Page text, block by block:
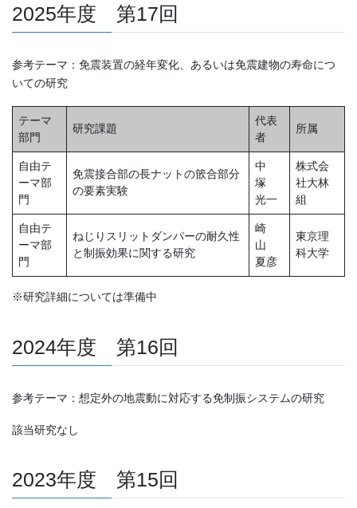
2025年度 第17回
参考テーマ：免震装置の経年変化、あるいは免震建物の寿命につ
いての研究
テーマ
部門
研究課題
代表
者
所属
自由テ
ーマ部
門
免震接合部の長ナットの篏合部分
の要素実験
中
塚
光一
株式会
社大林
組
自由テ
ーマ部
門
ねじりスリットダンパーの耐久性
と制振効果に関する研究
崎
山
夏彦
東京理
科大学
※研究詳細については準備中
2024年度 第16回
参考テーマ：想定外の地震動に対応する免制振システムの研究
該当研究なし
2023年度 第15回